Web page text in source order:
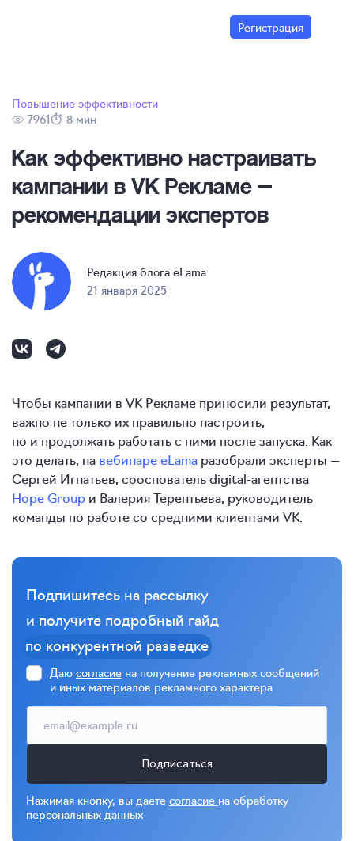
Регистрация
Повышение эффективности
7961
8 мин
Как эффективно настраивать
кампании в VK Рекламе —
рекомендации экспертов
Редакция блога eLama
21 января 2025
Чтобы кампании в VK Рекламе приносили результат,
важно не только их правильно настроить,
но и продолжать работать с ними после запуска. Как
это делать, на вебинаре eLama разобрали эксперты —
Сергей Игнатьев, сооснователь digital-агентства
Hope Group и Валерия Терентьева, руководитель
команды по работе со средними клиентами VK.
Подпишитесь на рассылку
и получите подробный гайд
по конкурентной разведке
Даю согласие на получение рекламных сообщений
и иных материалов рекламного характера
Подписаться
Нажимая кнопку, вы даете согласие на обработку
персональных данных